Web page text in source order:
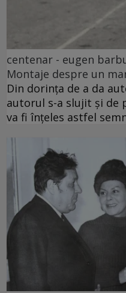
centenar - eugen
Montaje despre un
Din dorința de a da
autorul s-a slujit și de
va fi înțeles astfel